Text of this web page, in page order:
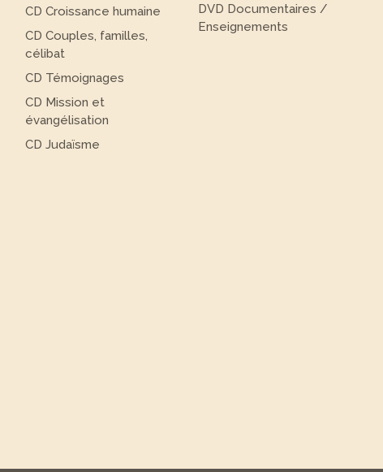
CD Croissance humaine
CD Couples, familles,
célibat
CD Témoignages
CD Mission et
évangélisation
CD Judaïsme
DVD Documentaires /
Enseignements